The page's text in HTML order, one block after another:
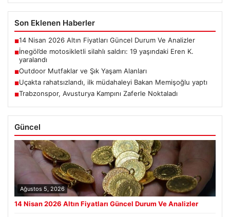
Son Eklenen Haberler
■14 Nisan 2026 Altın Fiyatları Güncel Durum Ve Analizler
■İnegöl’de motosikletli silahlı saldırı: 19 yaşındaki Eren K.
yaralandı
■Outdoor Mutfaklar ve Şık Yaşam Alanları
■Uçakta rahatsızlandı, ilk müdahaleyi Bakan Memişoğlu yaptı
■Trabzonspor, Avusturya Kampını Zaferle Noktaladı
Güncel
Ağustos 5, 2026
14 Nisan 2026 Altın Fiyatları Güncel Durum Ve Analizler